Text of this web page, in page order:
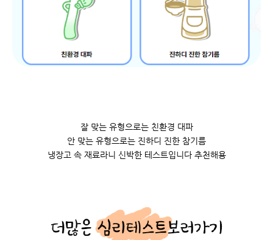
잘 맞는 유형으로는 친환경 대파
안 맞는 유형으로는 진하디 진한 참기름
냉장고 속 재료라니 신박한 테스트입니다 추천해용